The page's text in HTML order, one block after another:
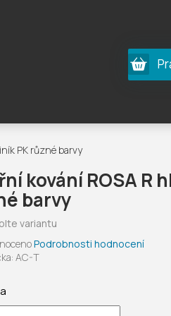
kování ROSA R
barvy
variantu
Podrobnosti hodnocení
AC-T
PK různé barvy